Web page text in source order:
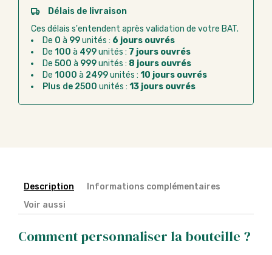
Paiement CB :paiement sécurisé par carte
Virement bancaire :règlement sur facture
après la commande
Chorus Pro :règlement par mandat
administratif après la commande
Délais de livraison
Ces délais s'entendent après validation de votre BAT.
De 0 à 99unités : 6 jours ouvrés
De 100 à 499unités : 7 jours ouvrés
De 500 à 999unités : 8 jours ouvrés
De 1000 à 2499unités : 10 jours ouvrés
Plus de 2500 unités : 13 jours ouvrés
Description
Informations complémentaires
Voir aussi
Comment personnaliser la bouteille ?